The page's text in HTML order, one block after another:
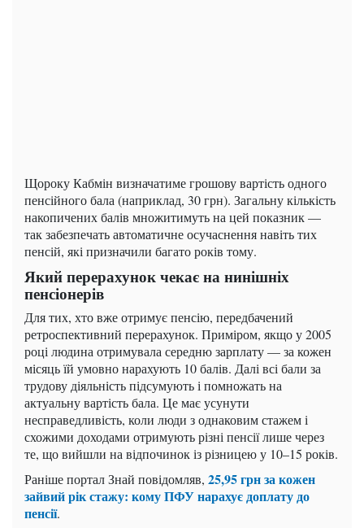
Щороку Кабмін визначатиме грошову вартість одного
пенсійного бала (наприклад, 30 грн). Загальну кількість
накопичених балів множитимуть на цей показник —
так забезпечать автоматичне осучаснення навіть тих
пенсій, які призначили багато років тому.
Який перерахунок чекає на нинішніх
пенсіонерів
Для тих, хто вже отримує пенсію, передбачений
ретроспективний перерахунок. Приміром, якщо у 2005
році людина отримувала середню зарплату — за кожен
місяць їй умовно нарахують 10 балів. Далі всі бали за
трудову діяльність підсумують і помножать на
актуальну вартість бала. Це має усунути
несправедливість, коли люди з однаковим стажем і
схожими доходами отримують різні пенсії лише через
те, що вийшли на відпочинок із різницею у 10–15 років.
Раніше портал Знай повідомляв, 25,95 грн за кожен
зайвий рік стажу: кому ПФУ нарахує доплату до
пенсії.